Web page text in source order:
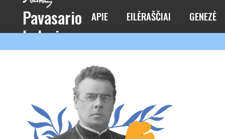
Pavasario
balsai
APIE EILĖRAŠČIAI GENEZĖ